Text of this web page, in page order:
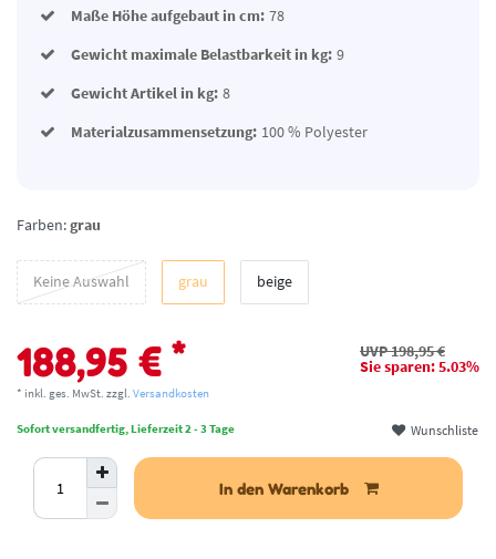
Maße Höhe aufgebaut in cm: 78
Gewicht maximale Belastbarkeit in kg: 9
Gewicht Artikel in kg: 8
Materialzusammensetzung: 100 % Polyester
Farben:grau
Keine Auswahl grau beige
UVP 198,95 €
Sie sparen: 5.03%
188,95 € *
* inkl. ges. MwSt. zzgl. Versandkosten
Sofort versandfertig, Lieferzeit 2 - 3 Tage Wunschliste
In den Warenkorb